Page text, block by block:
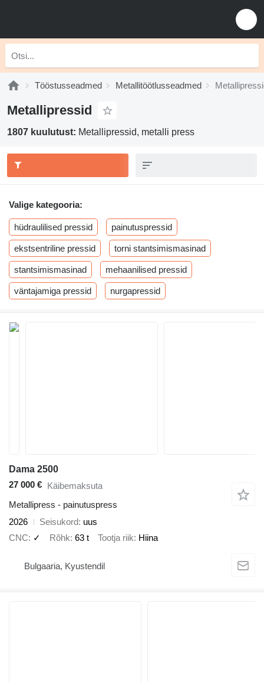
Tööstusseadmed Metallitöötlusseadmed
Metallipressid
1807 kuulutust: Metallipressid, metalli press
Valige kategooria:
hüdraulilised pressid painutuspressid
ekstsentriline pressid torni stantsimismasinad
stantsimismasinad mehaanilised pressid
väntajamiga pressid nurgapressid
Dama 2500
27 000 € Käibemaksuta
Metallipress - painutuspress
2026
Seisukord uus
CNC
✓ Rõhk 63 t Tootja riik Hiina
Bulgaaria, Kyustendil